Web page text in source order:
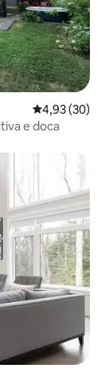
4,93 de uma
4,93 (30)
e doca